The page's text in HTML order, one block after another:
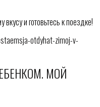
и готовьтесь к поездке!
otdyhat-zimoj-v-
МОЙ